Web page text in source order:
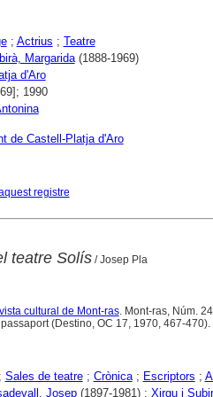
; Actrius ; Teatre
Margarida(1888-1969)
d'Aro
1990
de Castell-Platja d'Aro
registre
teatre Solís/ Josep Pla
cultural de Mont-ras. Mont-ras, Núm.
(Destino, OC 17, 1970, 467-470).
Sales de teatre; Crònica; Escriptors ;
Josep(1897-1981) ; Xirgu i